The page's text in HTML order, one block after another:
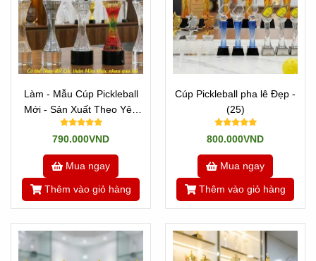
Làm - Mẫu Cúp Pickleball
Mới - Sản Xuất Theo Yêu
Cầu
790.000VND
Mua ngay
Thêm vào giỏ hàng
Cúp Pickleball pha lê Đẹp -
(25)
800.000VND
Mua ngay
Thêm vào giỏ hàng